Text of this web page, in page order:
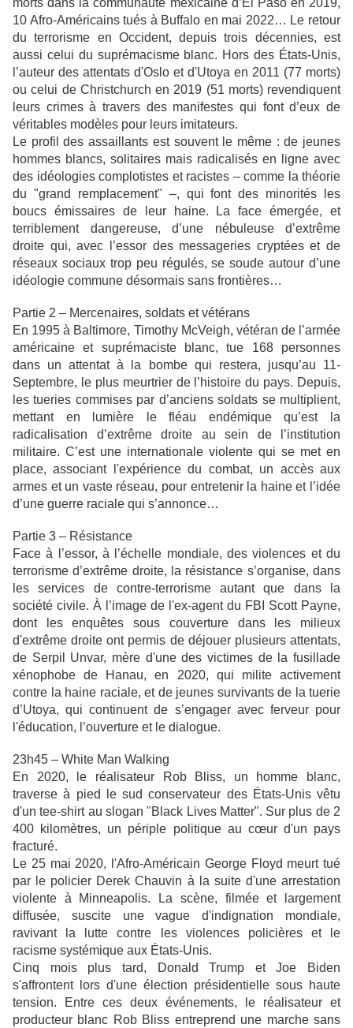
morts dans la communauté mexicaine d’El Paso en 2019,
10 Afro-Américains tués à Buffalo en mai 2022… Le retour
du terrorisme en Occident, depuis trois décennies, est
aussi celui du suprémacisme blanc. Hors des États-Unis,
l’auteur des attentats d'Oslo et d'Utoya en 2011 (77 morts)
ou celui de Christchurch en 2019 (51 morts) revendiquent
leurs crimes à travers des manifestes qui font d’eux de
véritables modèles pour leurs imitateurs.
Le profil des assaillants est souvent le même : de jeunes
hommes blancs, solitaires mais radicalisés en ligne avec
des idéologies complotistes et racistes – comme la théorie
du "grand remplacement" –, qui font des minorités les
boucs émissaires de leur haine. La face émergée, et
terriblement dangereuse, d’une nébuleuse d’extrême
droite qui, avec l’essor des messageries cryptées et de
réseaux sociaux trop peu régulés, se soude autour d’une
idéologie commune désormais sans frontières…
Partie 2 – Mercenaires, soldats et vétérans
En 1995 à Baltimore, Timothy McVeigh, vétéran de l’armée
américaine et suprémaciste blanc, tue 168 personnes
dans un attentat à la bombe qui restera, jusqu’au 11-
Septembre, le plus meurtrier de l’histoire du pays. Depuis,
les tueries commises par d’anciens soldats se multiplient,
mettant en lumière le fléau endémique qu’est la
radicalisation d’extrême droite au sein de l’institution
militaire. C’est une internationale violente qui se met en
place, associant l'expérience du combat, un accès aux
armes et un vaste réseau, pour entretenir la haine et l’idée
d’une guerre raciale qui s’annonce…
Partie 3 – Résistance
Face à l’essor, à l’échelle mondiale, des violences et du
terrorisme d’extrême droite, la résistance s’organise, dans
les services de contre-terrorisme autant que dans la
société civile. À l’image de l'ex-agent du FBI Scott Payne,
dont les enquêtes sous couverture dans les milieux
d'extrême droite ont permis de déjouer plusieurs attentats,
de Serpil Unvar, mère d'une des victimes de la fusillade
xénophobe de Hanau, en 2020, qui milite activement
contre la haine raciale, et de jeunes survivants de la tuerie
d’Utoya, qui continuent de s’engager avec ferveur pour
l'éducation, l’ouverture et le dialogue.
23h45 – White Man Walking
En 2020, le réalisateur Rob Bliss, un homme blanc,
traverse à pied le sud conservateur des États-Unis vêtu
d'un tee-shirt au slogan "Black Lives Matter". Sur plus de 2
400 kilomètres, un périple politique au cœur d'un pays
fracturé.
Le 25 mai 2020, l'Afro-Américain George Floyd meurt tué
par le policier Derek Chauvin à la suite d'une arrestation
violente à Minneapolis. La scène, filmée et largement
diffusée, suscite une vague d'indignation mondiale,
ravivant la lutte contre les violences policières et le
racisme systémique aux États-Unis.
Cinq mois plus tard, Donald Trump et Joe Biden
s'affrontent lors d'une élection présidentielle sous haute
tension. Entre ces deux événements, le réalisateur et
producteur blanc Rob Bliss entreprend une marche sans